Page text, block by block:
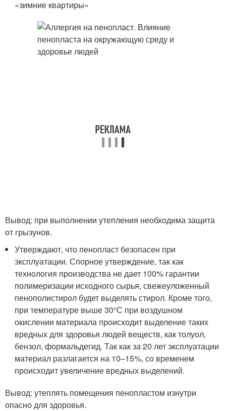
«зимние квартиры»
Вывод: при выполнении утепления необходима защита
от грызунов.
Утверждают, что пенопласт безопасен при
эксплуатации. Спорное утверждение, так как
технология производства не дает 100% гарантии
полимеризации исходного сырья, свежеуложенный
пенополистирол будет выделять стирол. Кроме того,
при температуре выше 30°С при воздушном
окислении материала происходит выделение таких
вредных для здоровья людей веществ, как толуол,
бензол, формальдегид. Так как за 20 лет эксплуатации
материал разлагается на 10–15%, со временем
происходит увеличение вредных выделений.
Вывод: утеплять помещения пенопластом изнутри
опасно для здоровья.